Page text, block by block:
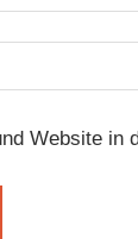
Website in